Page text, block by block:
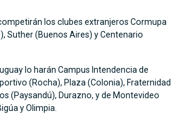
los clubes extranjeros Cormupa
Suther (Buenos Aires) y Centenario
lo harán Campus Intendencia de
(Rocha), Plaza (Colonia), Fraternidad
(Paysandú), Durazno, y de Montevideo
y Olimpia.